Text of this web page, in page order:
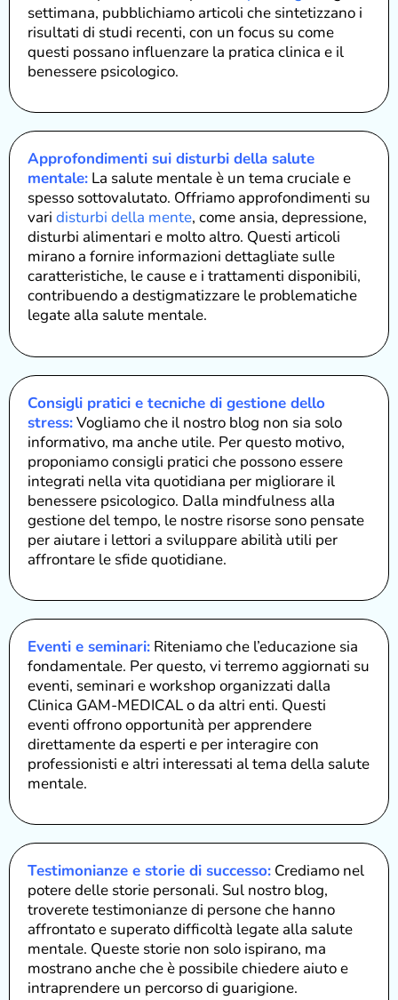
settimana, pubblichiamo articoli che sintetizzano i
risultati di studi recenti, con un focus su come
questi possano influenzare la pratica clinica e il
benessere psicologico.
Approfondimenti sui disturbi della salute
mentale: La salute mentale è un tema cruciale e
spesso sottovalutato. Offriamo approfondimenti su
vari disturbi della mente, come ansia, depressione,
disturbi alimentari e molto altro. Questi articoli
mirano a fornire informazioni dettagliate sulle
caratteristiche, le cause e i trattamenti disponibili,
contribuendo a destigmatizzare le problematiche
legate alla salute mentale.
Consigli pratici e tecniche di gestione dello
stress:Vogliamo che il nostro blog non sia solo
informativo, ma anche utile. Per questo motivo,
proponiamo consigli pratici che possono essere
integrati nella vita quotidiana per migliorare il
benessere psicologico. Dalla mindfulness alla
gestione del tempo, le nostre risorse sono pensate
per aiutare i lettori a sviluppare abilità utili per
affrontare le sfide quotidiane.
Eventi e seminari: Riteniamo che l’educazione sia
fondamentale. Per questo, vi terremo aggiornati su
eventi, seminari e workshop organizzati dalla
Clinica GAM-MEDICAL o da altri enti. Questi
eventi offrono opportunità per apprendere
direttamente da esperti e per interagire con
professionisti e altri interessati al tema della salute
mentale.
Testimonianze e storie di successo: Crediamo nel
potere delle storie personali. Sul nostro blog,
troverete testimonianze di persone che hanno
affrontato e superato difficoltà legate alla salute
mentale. Queste storie non solo ispirano, ma
mostrano anche che è possibile chiedere aiuto e
intraprendere un percorso di guarigione.